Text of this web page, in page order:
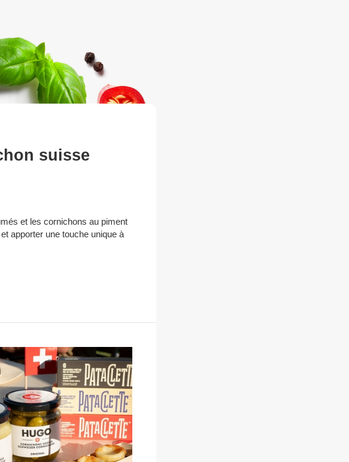
suisse
et les cornichons au piment
apporter une touche unique à